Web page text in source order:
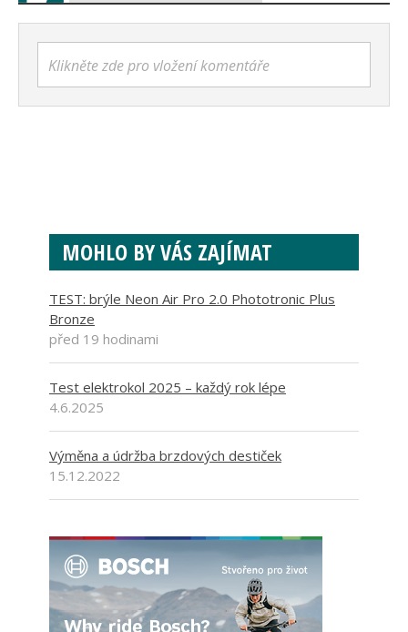
Klikněte zde pro vložení komentáře
MOHLO BY VÁS ZAJÍMAT
TEST: brýle Neon Air Pro 2.0 Phototronic Plus
Bronze
před 19 hodinami
Test elektrokol 2025 – každý rok lépe
4.6.2025
Výměna a údržba brzdových destiček
15.12.2022